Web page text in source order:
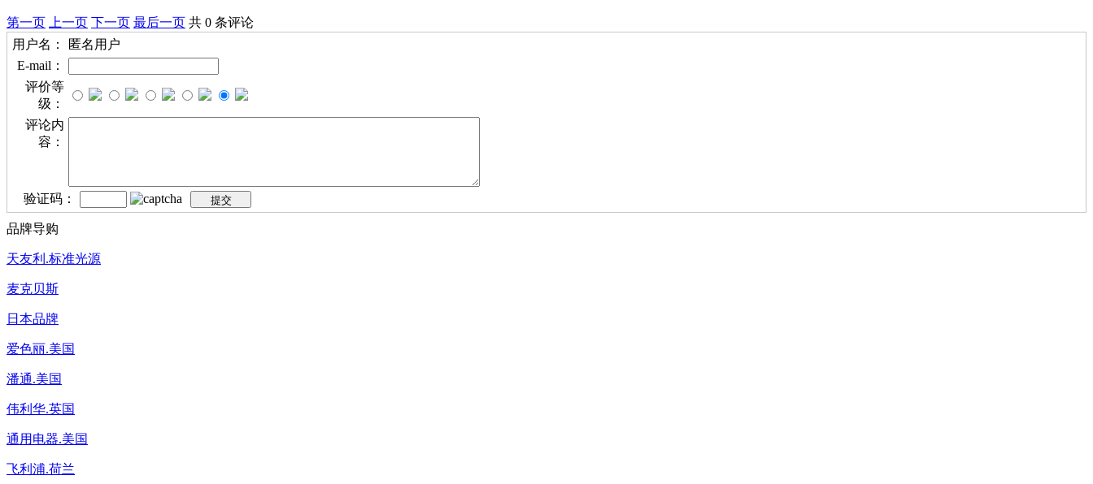
第一页 上一页 下一页 最后一页 共 0 条评论
用户名：
匿名用户
E-mail：
评价等
级：
评论内
容：
验证码：
品牌导购
天友利.标准光源
麦克贝斯
日本品牌
爱色丽.美国
潘通.美国
伟利华.英国
通用电器.美国
飞利浦.荷兰